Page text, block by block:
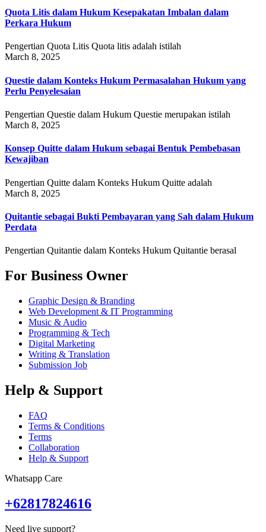
Quota Litis dalam Hukum Kesepakatan Imbalan dalam
Perkara Hukum
Pengertian Quota Litis Quota litis adalah istilah
March 8, 2025
Questie dalam Konteks Hukum Permasalahan Hukum yang
Perlu Penyelesaian
Pengertian Questie dalam Hukum Questie merupakan istilah
March 8, 2025
Konsep Quitte dalam Hukum sebagai Bentuk Pembebasan
Kewajiban
Pengertian Quitte dalam Konteks Hukum Quitte adalah
March 8, 2025
Quitantie sebagai Bukti Pembayaran yang Sah dalam Hukum
Perdata
Pengertian Quitantie dalam Konteks Hukum Quitantie berasal
For Business Owner
Graphic Design & Branding
Web Development & IT Programming
Music & Audio
Programming & Tech
Digital Marketing
Writing & Translation
Submission Job
Help & Support
FAQ
Terms & Conditions
Terms
Collaboration
Help & Support
Whatsapp Care
+62817824616
Need live support?